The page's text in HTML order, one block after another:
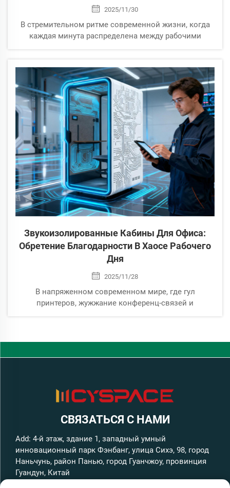
2025/11/30
В стремительном ритме современной жизни, когда
каждая минута распределена между рабочими
На протяжении веков они служили духовной опорой
для...
Звукоизолированные Кабины Для Офиса:
Обретение Благодарности В Хаосе Рабочего
Дня
2025/11/28
В напряженном современном мире, где гул
принтеров, жужжание конференц-связей и
СВЯЗАТЬСЯ С НАМИ
Add: 4-й этаж, здание 1, западный умный
инновационный парк Фэнбанг, улица Сихэ, 98, город
Наньчунь, район Панью, город Гуанчжоу, провинция
Гуандун, Китай